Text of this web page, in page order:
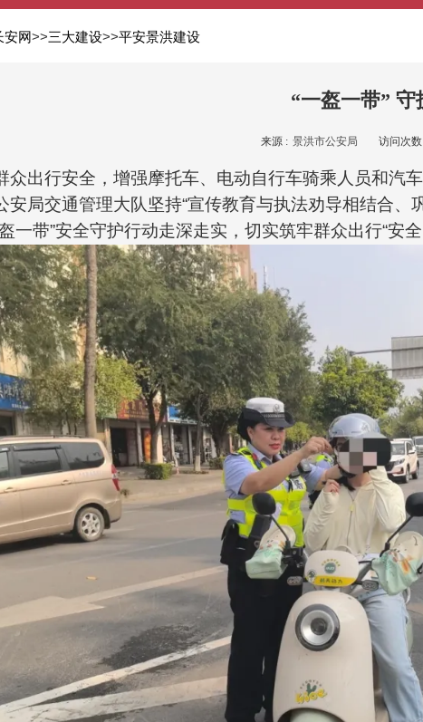
安网>>三大建设>>平安景洪建设
“一盔一带”
来源 : 景洪市公安局 访问次数
众出行安全，增强摩托车、电动自行车骑乘人员和汽
安局交通管理大队坚持“宣传教育与执法劝导相结合
一带”安全守护行动走深走实，切实筑牢群众出行“安全